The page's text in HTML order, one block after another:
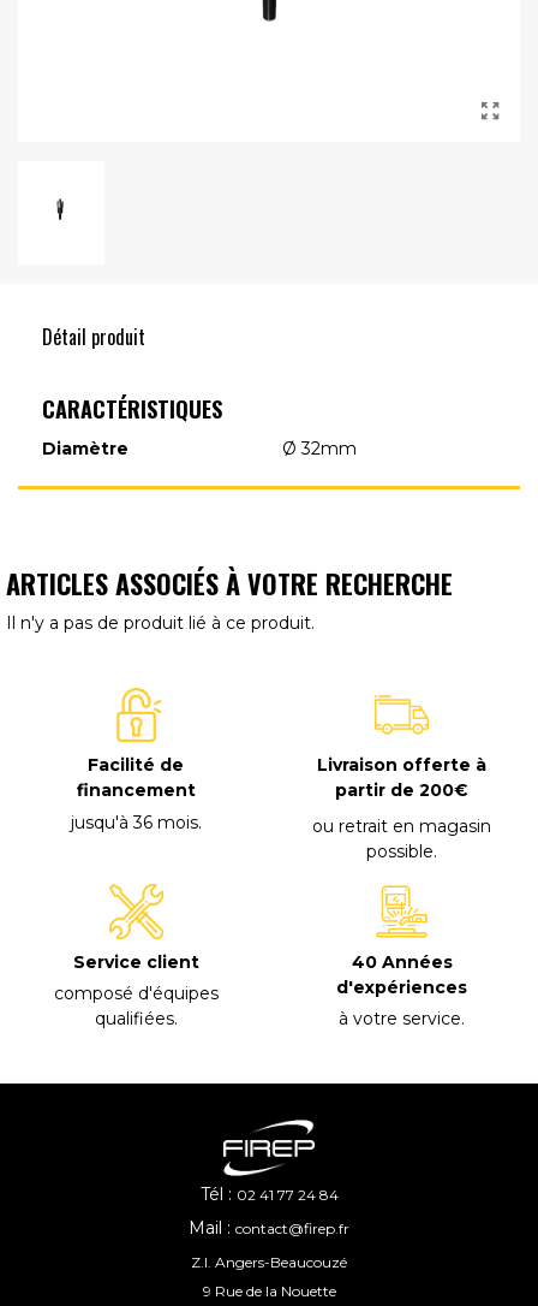
Détail produit
CARACTÉRISTIQUES
Diamètre Ø 32mm
ARTICLES ASSOCIÉS À VOTRE RECHERCHE
Il n'y a pas de produit lié à ce produit.
Facilité de
financement
jusqu'à 36 mois.
Livraison offerte à
partir de 200€
ou retrait en magasin
possible.
Service client
composé d'équipes
qualifiées.
40 Années
d'expériences
à votre service.
Tél : 02 41 77 24 84
Mail : contact@firep.fr
Z.I. Angers-Beaucouzé
9 Rue de la Nouette